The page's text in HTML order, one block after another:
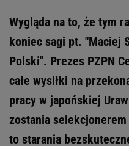
Wygląda na to, że tym
koniec sagi pt. "Maciej
Polski". Prezes PZPN
całe wysiłki na
pracy w japońskiej
zostania
to starania